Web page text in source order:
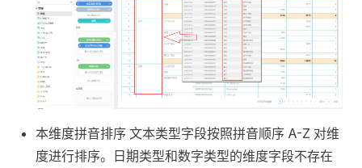
本维度拼音排序 文本类型字段按照拼音顺序 A-Z 对维
度进行排序。日期类型和数字类型的维度字段不存在